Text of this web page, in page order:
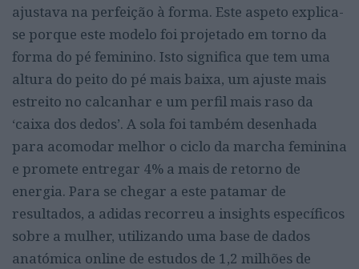
ajustava na perfeição à forma. Este aspeto explica-
se porque este modelo foi projetado em torno da
forma do pé feminino. Isto significa que tem uma
altura do peito do pé mais baixa, um ajuste mais
estreito no calcanhar e um perfil mais raso da
‘caixa dos dedos’. A sola foi também desenhada
para acomodar melhor o ciclo da marcha feminina
e promete entregar 4% a mais de retorno de
energia. Para se chegar a este patamar de
resultados, a adidas recorreu a insights específicos
sobre a mulher, utilizando uma base de dados
anatómica online de estudos de 1,2 milhões de